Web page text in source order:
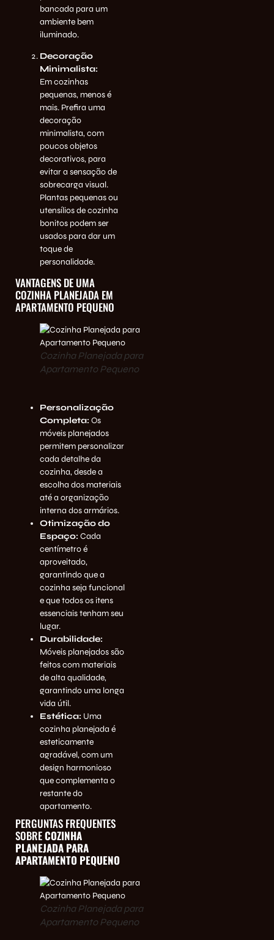
bancada para um
ambiente bem
iluminado.
Decoração
Minimalista:
Em cozinhas
pequenas, menos é
mais. Prefira uma
decoração
minimalista, com
poucos objetos
decorativos, para
evitar a sensação de
sobrecarga visual.
Plantas pequenas ou
utensílios de cozinha
bonitos podem ser
usados para dar um
toque de
personalidade.
VANTAGENS DE UMA
COZINHA PLANEJADA EM
APARTAMENTO PEQUENO
Cozinha Planejada para
Apartamento Pequeno
Personalização
Completa: Os
móveis planejados
permitem personalizar
cada detalhe da
cozinha, desde a
escolha dos materiais
até a organização
interna dos armários.
Otimização do
Espaço: Cada
centímetro é
aproveitado,
garantindo que a
cozinha seja funcional
e que todos os itens
essenciais tenham seu
lugar.
Durabilidade:
Móveis planejados são
feitos com materiais
de alta qualidade,
garantindo uma longa
vida útil.
Estética: Uma
cozinha planejada é
esteticamente
agradável, com um
design harmonioso
que complementa o
restante do
apartamento.
PERGUNTAS FREQUENTES
SOBRECOZINHA
PLANEJADA PARA
APARTAMENTO PEQUENO
Cozinha Planejada para
Apartamento Pequeno